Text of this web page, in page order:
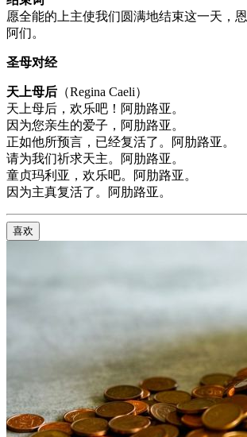
愿全能的上主使我们圆满地结束这一天，
阿们。
圣母对经
天上母后 （Regina Caeli）
天上母后，欢乐吧！阿肋路亚。
因为您亲生的爱子，阿肋路亚。
正如他所预言，已经复活了。阿肋路亚。
请为我们祈求天主。阿肋路亚。
童贞玛利亚，欢乐吧。阿肋路亚。
因为主真复活了。阿肋路亚。
喜欢